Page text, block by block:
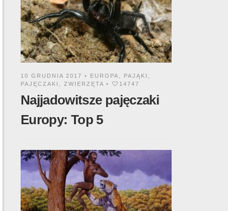
10 GRUDNIA 2017 • EUROPA PAJĄKI
PAJĘCZAKI
ZWIERZĘTA • 14747
Najjadowitsze pajęczaki
Europy: Top 5